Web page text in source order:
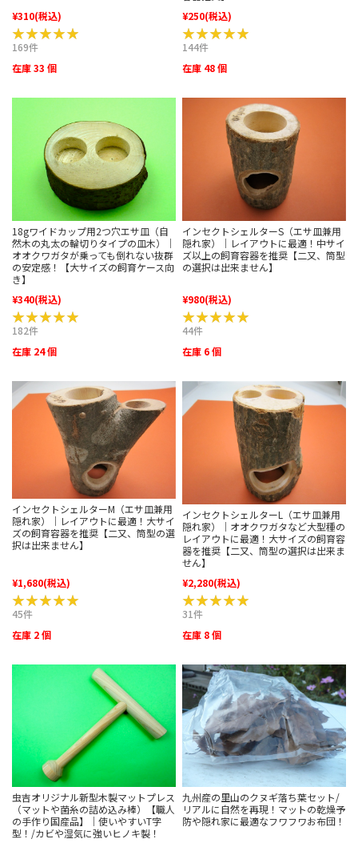
¥310(税込)
★★★★★
★★★★★
169件
在庫 33 個
¥250(税込)
★★★★★
★★★★★
144件
在庫 48 個
18gワイドカップ用2つ穴エサ皿（自
然木の丸太の輪切りタイプの皿木）｜
オオクワガタが乗っても倒れない抜群
の安定感！【大サイズの飼育ケース向
き】
¥340(税込)
★★★★★
★★★★★
182件
在庫 24 個
インセクトシェルターS（エサ皿兼用
隠れ家）｜レイアウトに最適！中サイ
ズ以上の飼育容器を推奨【二又、筒型
の選択は出来ません】
¥980(税込)
★★★★★
★★★★★
44件
在庫 6 個
インセクトシェルターM（エサ皿兼用
隠れ家）｜レイアウトに最適！大サイ
ズの飼育容器を推奨【二又、筒型の選
択は出来ません】
¥1,680(税込)
★★★★★
★★★★★
45件
在庫 2 個
インセクトシェルターL（エサ皿兼用
隠れ家）｜オオクワガタなど大型種の
レイアウトに最適！大サイズの飼育容
器を推奨【二又、筒型の選択は出来ま
せん】
¥2,280(税込)
★★★★★
★★★★★
31件
在庫 8 個
虫吉オリジナル新型木製マットプレス
（マットや菌糸の詰め込み棒）【職人
の手作り国産品】｜使いやすいT字
型！/カビや湿気に強いヒノキ製！
九州産の里山のクヌギ落ち葉セット/
リアルに自然を再現！マットの乾燥予
防や隠れ家に最適なフワフワお布団！